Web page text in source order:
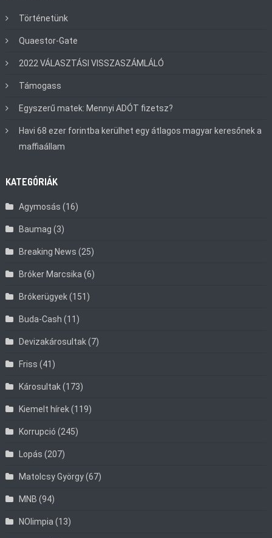
Történetünk
Quaestor-Gate
2022 VÁLASZTÁSI VISSZASZÁMLÁLÓ
Támogass
Egyszerű matek: Mennyi ADÓT fizetsz?
Havi 68 ezer forintba kerülhet egy átlagos magyar keresőnek a
maffiaállam
KATEGÓRIÁK
Agymosás (16)
Baumag (3)
Breaking News (25)
Bróker Marcsika (6)
Brókerügyek(151)
Buda-Cash (11)
Devizakárosultak(7)
Friss (41)
Károsultak(173)
Kiemelt hírek(119)
Korrupció (245)
Lopás (207)
Matolcsy György(67)
MNB (94)
NOlimpia (13)